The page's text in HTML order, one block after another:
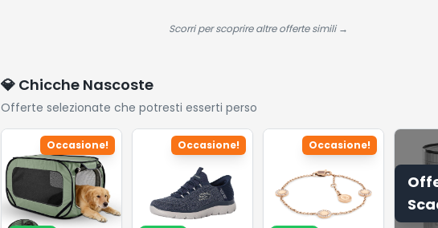
con
Scorri per scoprire altre offerte simili →
💎 Chicche Nascoste
Offerte selezionate che potresti esserti perso
Occasione! Occasione! Occasione!